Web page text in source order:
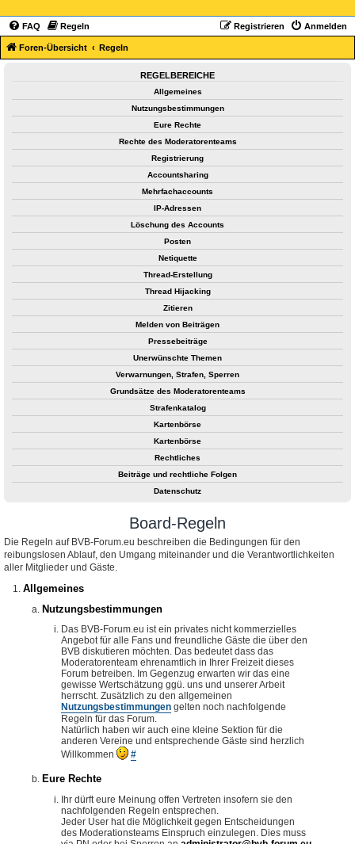
FAQ Regeln Anmelden
Registrieren
Foren-Übersicht Regeln
REGELBEREICHE
Allgemeines
Nutzungsbestimmungen
Eure Rechte
Rechte des Moderatorenteams
Registrierung
Accountsharing
Mehrfachaccounts
IP-Adressen
Löschung des Accounts
Posten
Netiquette
Thread-Erstellung
Thread Hijacking
Zitieren
Melden von Beiträgen
Pressebeiträge
Unerwünschte Themen
Verwarnungen, Strafen, Sperren
Grundsätze des Moderatorenteams
Strafenkatalog
Kartenbörse
Kartenbörse
Rechtliches
Beiträge und rechtliche Folgen
Datenschutz
Board-Regeln
Die Regeln auf BVB-Forum.eu beschreiben die Bedingungen für den
reibungslosen Ablauf, den Umgang miteinander und die Verantwortlichkeiten
aller Mitglieder und Gäste.
Allgemeines
Nutzungsbestimmungen
Das BVB-Forum.eu ist ein privates nicht kommerzielles
Angebot für alle Fans und freundliche Gäste die über den
BVB diskutieren möchten. Das bedeutet dass das
Moderatorenteam ehrenamtlich in Ihrer Freizeit dieses
Forum betreiben. Im Gegenzug erwarten wir das eine
gewisse Wertschätzung ggü. uns und unserer Arbeit
herrscht. Zusätzlich zu den allgemeinen
Nutzungsbestimmungen gelten noch nachfolgende
Regeln für das Forum.
Natürlich haben wir auch eine kleine Sektion für die
anderen Vereine und entsprechende Gäste sind herzlich
Willkommen
#
Eure Rechte
Ihr dürft eure Meinung offen Vertreten insofern sie den
nachfolgenden Regeln entsprechen.
Jeder User hat die Möglichkeit gegen Entscheidungen
des Moderationsteams Einspruch einzulegen. Dies muss